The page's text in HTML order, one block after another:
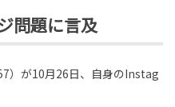
問題に言及
）が10月26日、自身のInstag